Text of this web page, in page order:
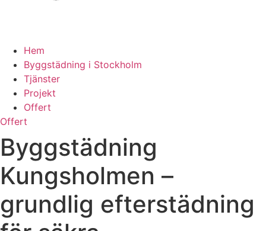
Hem
Byggstädning i Stockholm
Tjänster
Projekt
Offert
Offert
Byggstädning
Kungsholmen –
grundlig efterstädning